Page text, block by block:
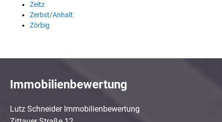
Zeitz
Zerbst/Anhalt
Zörbig
Immobilienbewertung
Lutz Schneider Immobilienbewertung